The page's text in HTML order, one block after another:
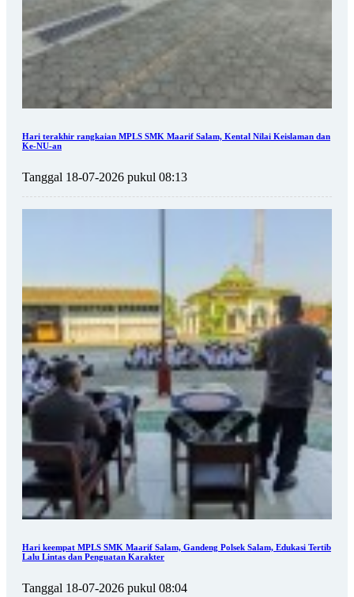
Hari terakhir rangkaian MPLS SMK Maarif Salam, Kental Nilai Keislaman dan
Ke-NU-an
Tanggal 18-07-2026 pukul 08:13
Hari keempat MPLS SMK Maarif Salam, Gandeng Polsek Salam, Edukasi Tertib
Lalu Lintas dan Penguatan Karakter
Tanggal 18-07-2026 pukul 08:04